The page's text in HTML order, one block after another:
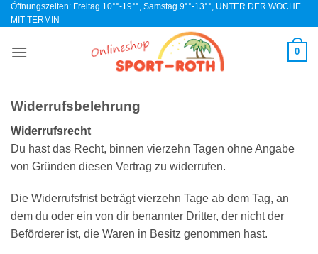
Zum
Inhalt
Öffnungszeiten: Freitag 10°°-19°°, Samstag 9°°-13°°, UNTER DER WOCHE
MIT TERMIN
0
Widerrufsbelehrung
Widerrufsrecht
Du hast das Recht, binnen vierzehn Tagen ohne Angabe
von Gründen diesen Vertrag zu widerrufen.
Die Widerrufsfrist beträgt vierzehn Tage ab dem Tag, an
dem du oder ein von dir benannter Dritter, der nicht der
Beförderer ist, die Waren in Besitz genommen hast.